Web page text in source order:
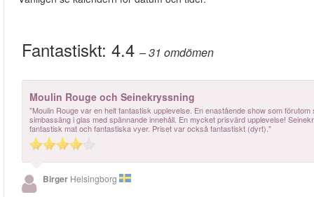
Fantastiskt: 4.4 – 31 omdömen
Moulin Rouge och Seinekryssning
"Moulin Rouge var en helt fantastisk upplevelse. En enastående show som
simbassäng i glas med spännande innehåll. En mycket prisvärd upplevelse!
fantastisk mat och fantastiska vyer. Priset var också fantastiskt (dyrt)."
Birger Helsingborg